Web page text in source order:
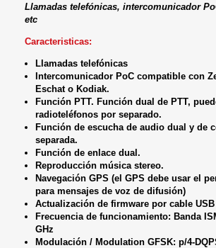
Llamadas telefónicas, intercomunicador
etc
Caracteristicas:
Llamadas telefónicas
Intercomunicador PoC compatible con
Eschat o Kodiak.
Función PTT. Función dual de PTT,
radioteléfonos por separado.
Función de escucha de audio dual y de
separada.
Función de enlace dual.
Reproducción música stereo.
Navegación GPS (el GPS debe usar el
para mensajes de voz de difusión)
Actualización de firmware por cable USB
Frecuencia de funcionamiento: Banda
GHz
Modulación / Modulation GFSK: p/4-